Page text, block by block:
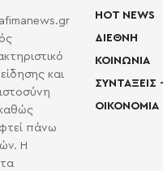
και
πάνω
Η
HOT NEWS
ΔΙΕΘΝΗ
ΚΟΙΝΩΝΙΑ
ΣΥΝΤΑΞΕΙΣ
ΟΙΚΟΝΟΜΙΑ